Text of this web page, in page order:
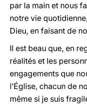
par la main et nous
notre vie
Dieu, en faisant de
Il est beau que, en
réalités et les
engagements que
l’Église, chacun de
même si je suis